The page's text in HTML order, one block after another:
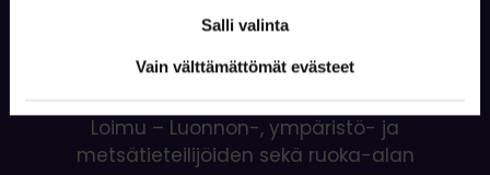
Salli valinta
Vain välttämättömät evästeet
Valoisamman tulevaisuuden tekijät
Loimu – Luonnon-, ympäristö- ja
metsätieteilijöiden sekä ruoka-alan